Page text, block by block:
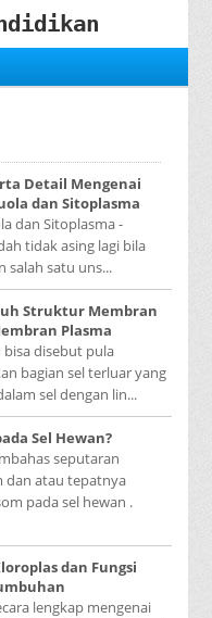
Detail Mengenai
dan Sitoplasma
dan Sitoplasma -
tidak asing lagi bila
salah satu uns...
Struktur Membran
Plasma
disebut pula
bagian sel terluar yang
sel dengan lin...
Sel Hewan?
seputaran
dan atau tepatnya
pada sel hewan .
dan Fungsi
lengkap mengenai